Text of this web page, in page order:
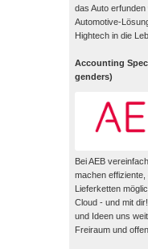
das Auto
Automotive-
Hightech in die
Accounting
genders)
Bei AEB
machen
Lieferketten
Cloud - und mit
und Ideen uns
Freiraum und